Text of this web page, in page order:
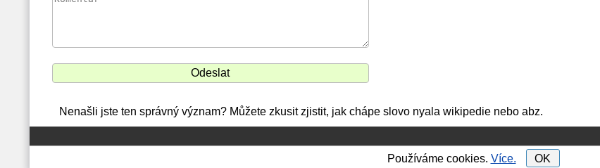
Nenašli jste ten správný význam? Můžete zkusit zjistit, jak chápe slovo nyala wikipedie nebo abz.
Používáme cookies. Více. OK